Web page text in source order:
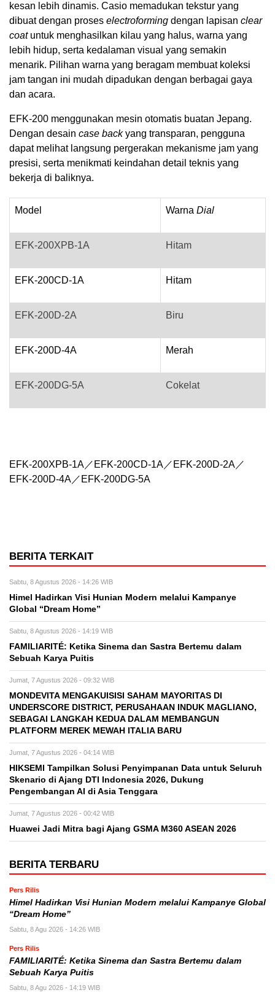
kesan lebih dinamis. Casio memadukan tekstur yang
dibuat dengan proses electroforming dengan lapisan clear
coatuntuk menghasilkan kilau yang halus, warna yang
lebih hidup, serta kedalaman visual yang semakin
menarik. Pilihan warna yang beragam membuat koleksi
jam tangan ini mudah dipadukan dengan berbagai gaya
dan acara.
EFK-200 menggunakan mesin otomatis buatan Jepang.
Dengan desain case backyang transparan, pengguna
dapat melihat langsung pergerakan mekanisme jam yang
presisi, serta menikmati keindahan detail teknis yang
bekerja di baliknya.
Model Warna Dial
EFK-200XPB-1A Hitam
EFK-200CD-1A Hitam
EFK-200D-2A Biru
EFK-200D-4A Merah
EFK-200DG-5A Cokelat
EFK-200XPB-1A／EFK-200CD-1A／EFK-200D-2A／
EFK-200D-4A／EFK-200DG-5A
BERITA TERKAIT
Sabtu, 8 Agustus 2026 - 14:26 WIB
Himel Hadirkan Visi Hunian Modern melalui Kampanye
Global “Dream Home”
Sabtu, 8 Agustus 2026 - 14:19 WIB
FAMILIARITÉ: Ketika Sinema dan Sastra Bertemu dalam
Sebuah Karya Puitis
Jumat, 7 Agustus 2026 - 09:32 WIB
MONDEVITA MENGAKUISISI SAHAM MAYORITAS DI
UNDERSCORE DISTRICT, PERUSAHAAN INDUK MAGLIANO,
SEBAGAI LANGKAH KEDUA DALAM MEMBANGUN
PLATFORM MEREK MEWAH ITALIA BARU
Jumat, 7 Agustus 2026 - 04:14 WIB
HIKSEMI Tampilkan Solusi Penyimpanan Data untuk Seluruh
Skenario di Ajang DTI Indonesia 2026, Dukung
Pengembangan AI di Asia Tenggara
Jumat, 7 Agustus 2026 - 00:42 WIB
Huawei Jadi Mitra bagi Ajang GSMA M360 ASEAN 2026
BERITA TERBARU
Pers Rilis
Himel Hadirkan Visi Hunian Modern melalui Kampanye Global
“Dream Home”
Sabtu, 8 Agu 2026 - 14:26 WIB
Pers Rilis
FAMILIARITÉ: Ketika Sinema dan Sastra Bertemu dalam
Sebuah Karya Puitis
Sabtu, 8 Agu 2026 - 14:19 WIB